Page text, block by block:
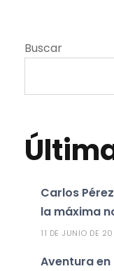
Buscar
Carlos
la máxima
11 DE JUNIO DE
Aventura en